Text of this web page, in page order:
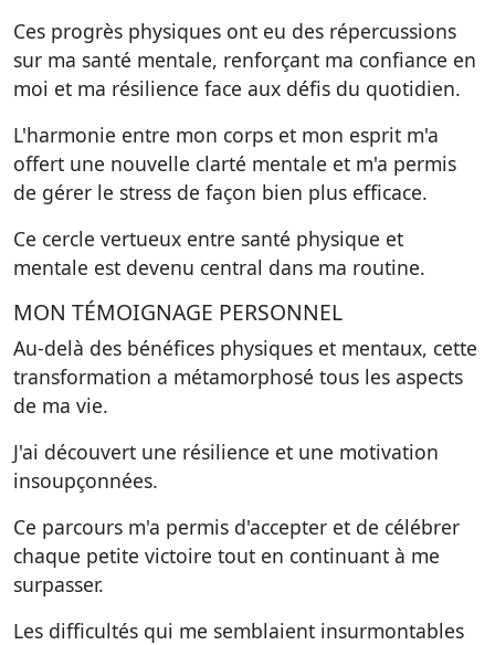
Ces progrès physiques ont eu des répercussions
sur ma santé mentale, renforçant ma confiance en
moi et ma résilience face aux défis du quotidien.
L'harmonie entre mon corps et mon esprit m'a
offert une nouvelle clarté mentale et m'a permis
de gérer le stress de façon bien plus efficace.
Ce cercle vertueux entre santé physique et
mentale est devenu central dans ma routine.
MON TÉMOIGNAGE PERSONNEL
Au-delà des bénéfices physiques et mentaux, cette
transformation a métamorphosé tous les aspects
de ma vie.
J'ai découvert une résilience et une motivation
insoupçonnées.
Ce parcours m'a permis d'accepter et de célébrer
chaque petite victoire tout en continuant à me
surpasser.
Les difficultés qui me semblaient insurmontables